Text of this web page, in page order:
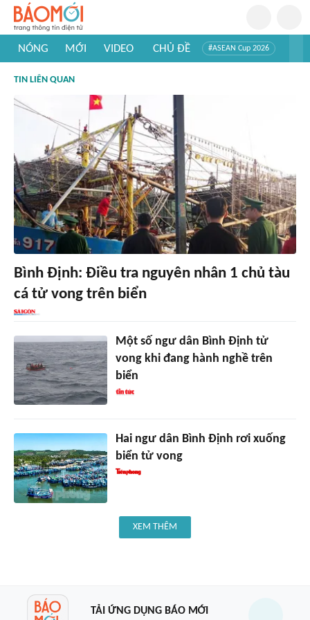
NÓNG MỚI VIDEO CHỦ ĐỀ #ASEAN Cup 2026
#Khám phá thế giới
TIN LIÊN QUAN
Bình Định: Điều tra nguyên nhân 1 chủ tàu
cá tử vong trên biển
Một số ngư dân Bình Định tử
vong khi đang hành nghề trên
biển
Hai ngư dân Bình Định rơi xuống
biển tử vong
XEM THÊM
TẢI ỨNG DỤNG BÁO MỚI